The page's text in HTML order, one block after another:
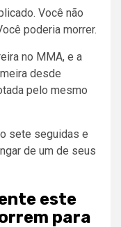
Você não
poderia morrer.
no MMA, e a
desde
pelo mesmo
sete seguidas e
de um de seus
este
para